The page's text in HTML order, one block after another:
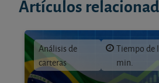
Artículos
Análisis de
carteras
Tiempo de
min.